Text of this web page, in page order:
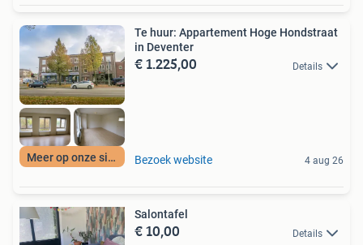
Meer op onze site
Te huur: Appartement Hoge Hondstraat
in Deventer
€ 1.225,00 Details
Bezoek website 4 aug 26
Salontafel
€ 10,00 Details